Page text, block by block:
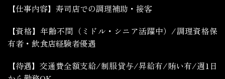
【仕事内容】寿司店での調理補助・接客
【資格】年齢不問（ミドル・シニア活躍中）/調理資格保
有者・飲食店経験者優遇
【待遇】交通費全額支給/制服貸与/昇給有/賄い有/週1日